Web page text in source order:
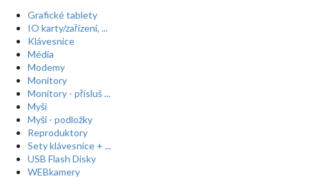
Grafické tablety
IO karty/zařízení, ...
Klávesnice
Média
Modemy
Monitory
Monitory - přísluš ...
Myši
Myši - podložky
Reproduktory
Sety klávesnice + ...
USB Flash Disky
WEBkamery